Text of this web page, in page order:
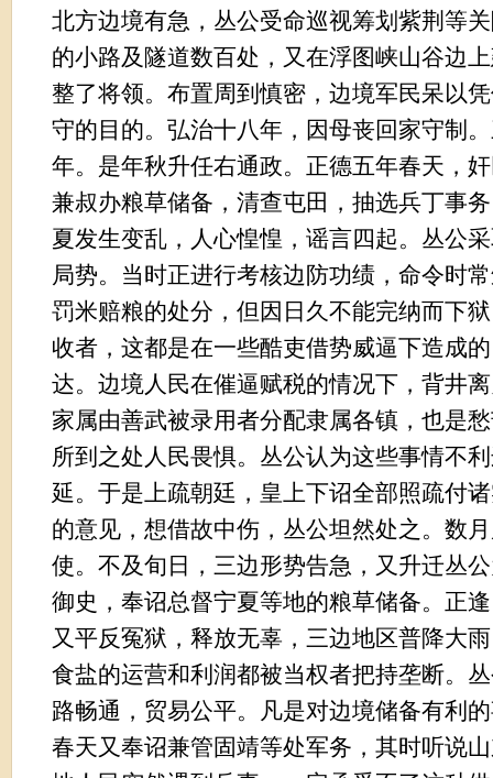
北方边境有急，丛公受命巡视筹划紫荆等
的小路及隧道数百处，又在浮图峡山谷边
整了将领。布置周到慎密，边境军民呆以
守的目的。弘治十八年，因母丧回家守制
年。是年秋升任右通政。正德五年春天，
兼叔办粮草储备，清查屯田，抽选兵丁事
夏发生变乱，人心惶惶，谣言四起。丛公
局势。当时正进行考核边防功绩，命令时
罚米赔粮的处分，但因日久不能完纳而下
收者，这都是在一些酷吏借势威逼下造成
达。边境人民在催逼赋税的情况下，背井
家属由善武被录用者分配隶属各镇，也是
所到之处人民畏惧。丛公认为这些事情不
延。于是上疏朝廷，皇上下诏全部照疏付
的意见，想借故中伤，丛公坦然处之。数
使。不及旬日，三边形势告急，又升迁丛
御史，奉诏总督宁夏等地的粮草储备。正
又平反冤狱，释放无辜，三边地区普降大
食盐的运营和利润都被当权者把持垄断。
路畅通，贸易公平。凡是对边境储备有利
春天又奉诏兼管固靖等处军务，其时听说